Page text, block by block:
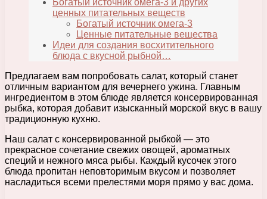
Богатый источник омега-3 и других
ценных питательных веществ
Богатый источник омега-3
Ценные питательные вещества
Идеи для создания восхитительного
блюда с вкусной рыбной…
Предлагаем вам попробовать салат, который станет
отличным вариантом для вечернего ужина. Главным
ингредиентом в этом блюде является консервированная
рыбка, которая добавит изысканный морской вкус в вашу
традиционную кухню.
Наш салат с консервированной рыбкой — это
прекрасное сочетание свежих овощей, ароматных
специй и нежного мяса рыбы. Каждый кусочек этого
блюда пропитан неповторимым вкусом и позволяет
насладиться всеми прелестями моря прямо у вас дома.